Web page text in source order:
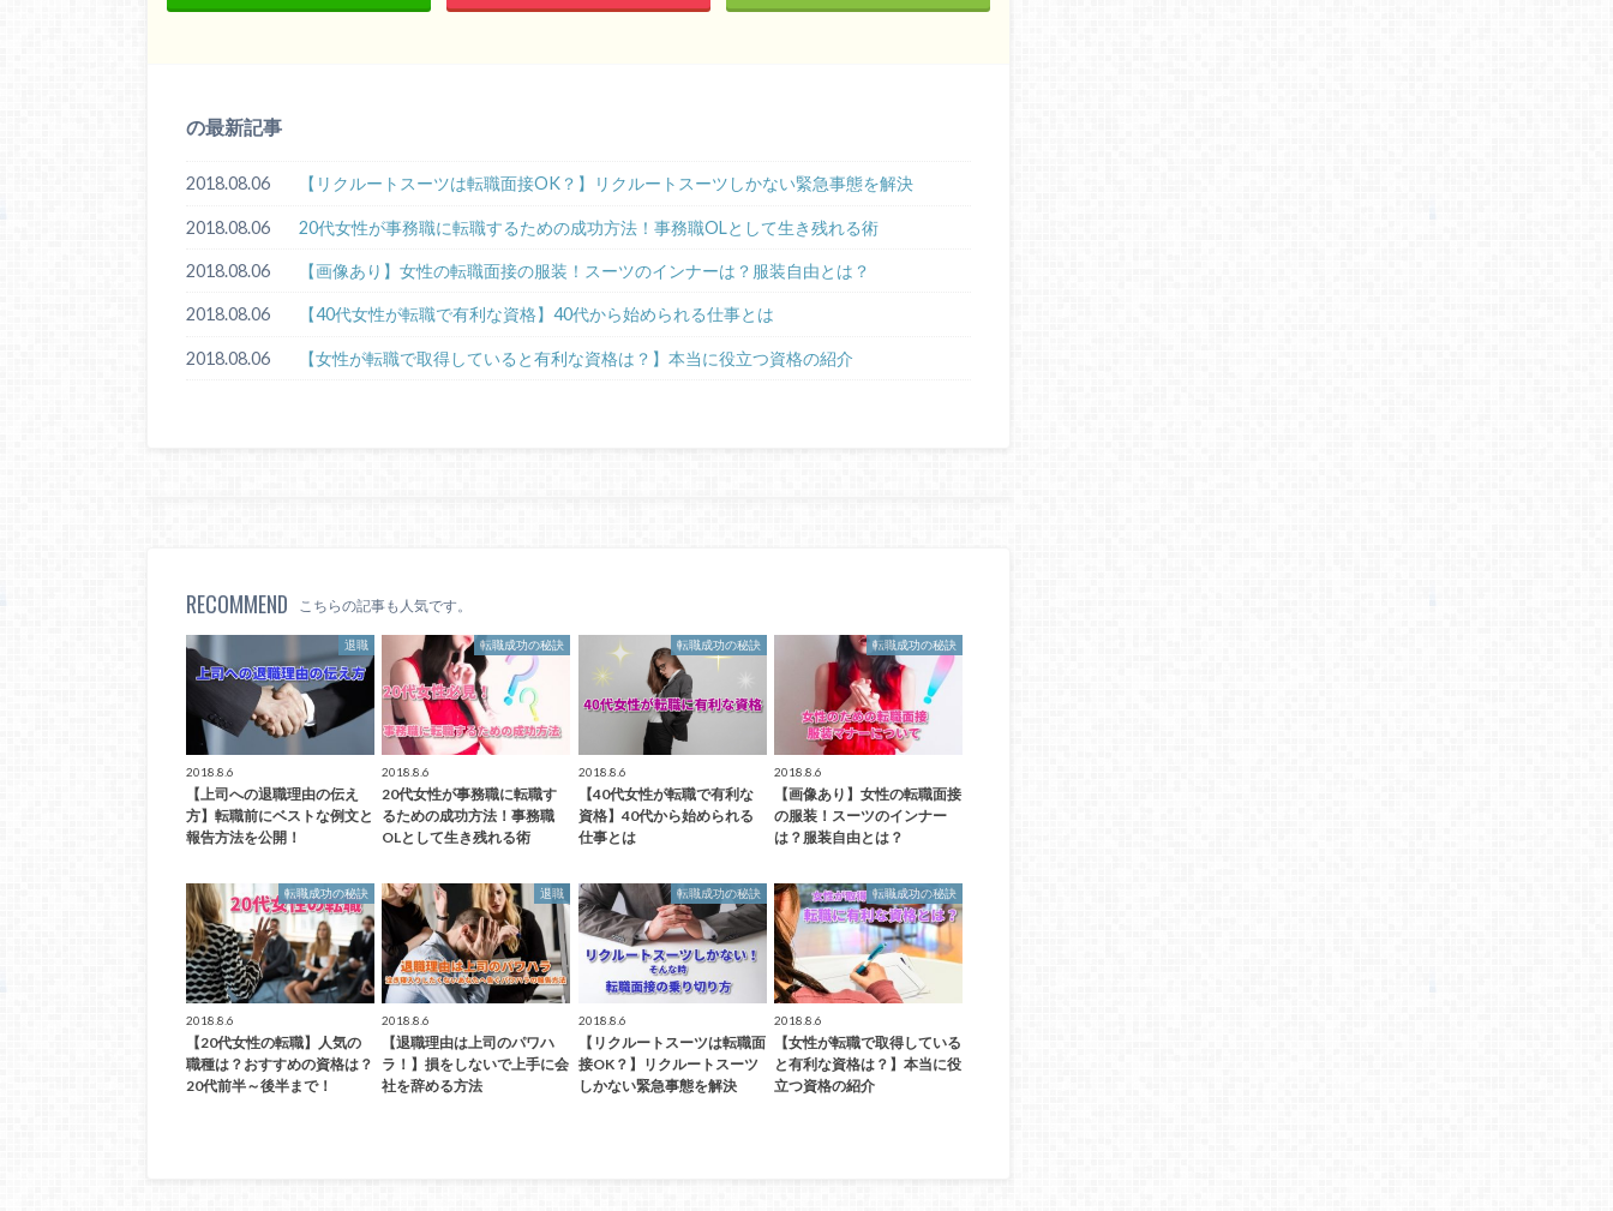
の最新記事
2018.08.06 【リクルートスーツは転職面接OK？】リクルートスーツしかない緊急事態を解決
2018.08.06 20代女性が事務職に転職するための成功方法！事務職OLとして生き残れる術
2018.08.06 【画像あり】女性の転職面接の服装！スーツのインナーは？服装自由とは？
2018.08.06 【40代女性が転職で有利な資格】40代から始められる仕事とは
2018.08.06 【女性が転職で取得していると有利な資格は？】本当に役立つ資格の紹介
RECOMMEND こちらの記事も人気です。
退職
2018.8.6
【上司への退職理由の伝え
方】転職前にベストな例文と
報告方法を公開！
転職成功の秘訣
2018.8.6
20代女性が事務職に転職す
るための成功方法！事務職
OLとして生き残れる術
転職成功の秘訣
2018.8.6
【40代女性が転職で有利な
資格】40代から始められる
仕事とは
転職成功の秘訣
2018.8.6
【画像あり】女性の転職面接
の服装！スーツのインナー
は？服装自由とは？
転職成功の秘訣
2018.8.6
【20代女性の転職】人気の
職種は？おすすめの資格は？
20代前半～後半まで！
退職
2018.8.6
【退職理由は上司のパワハ
ラ！】損をしないで上手に会
社を辞める方法
転職成功の秘訣
2018.8.6
【リクルートスーツは転職面
接OK？】リクルートスーツ
しかない緊急事態を解決
転職成功の秘訣
2018.8.6
【女性が転職で取得している
と有利な資格は？】本当に役
立つ資格の紹介